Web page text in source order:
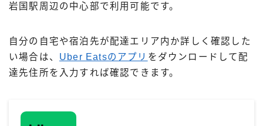
岩国駅周辺の中心部で利用可能です。
自分の自宅や宿泊先が配達エリア内か詳しく確認した
い場合は、 Uber Eatsのアプリ をダウンロードして配
達先住所を入力すれば確認できます。